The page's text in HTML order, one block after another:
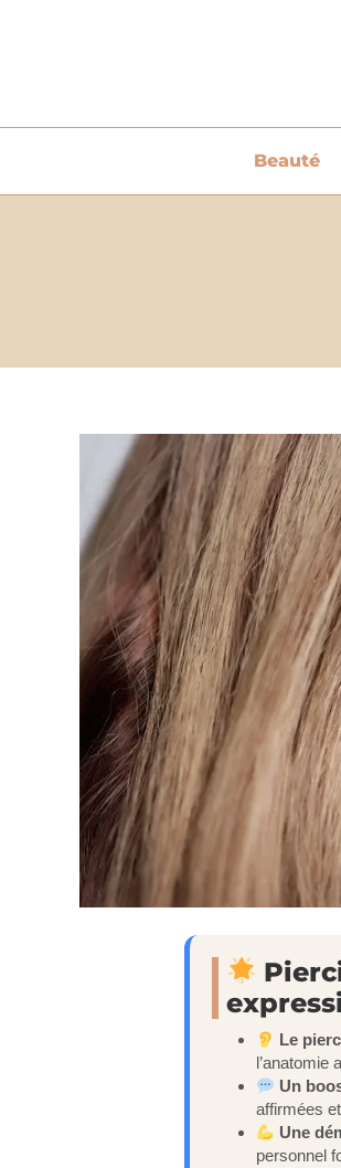
Beauté
Le
l’anatomie
Un
affirmées
Une
personnel